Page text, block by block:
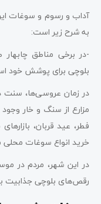
آداب و رسوم و سوغات
به شرح زیر است:
-در برخی مناطق
بلوچی برای پوشش خود
در زمان عروسی‌ها، سنت
مزارع از سنگ و خار
فطر، عید قربان،
خرید انواع سوغات محلی
در این شهر، مردم در
رقص‌های بلوچی جذابیت